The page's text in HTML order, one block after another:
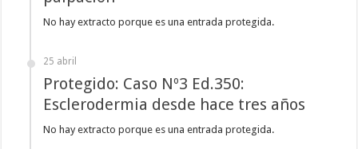
No hay extracto porque es una entrada protegida.
25 abril
Protegido: Caso Nº3 Ed.350:
Esclerodermia desde hace tres años
No hay extracto porque es una entrada protegida.